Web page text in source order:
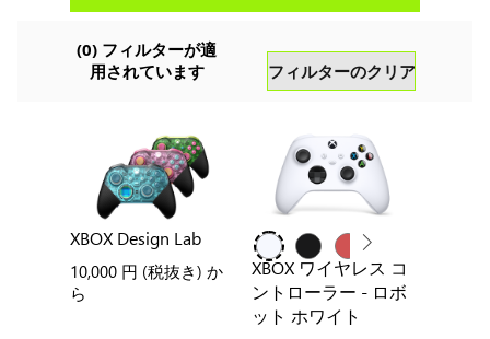
セ
リ
を
(0) フィルターが適
用されています
フィルターのクリア
XBOX Design Lab
10,000 円 (税抜き) か
ら
XBOX ワイヤレス コ
ントローラー - ロボ
ット ホワイト